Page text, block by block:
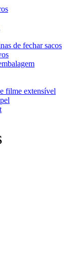
de fechar sacos
filme extensível